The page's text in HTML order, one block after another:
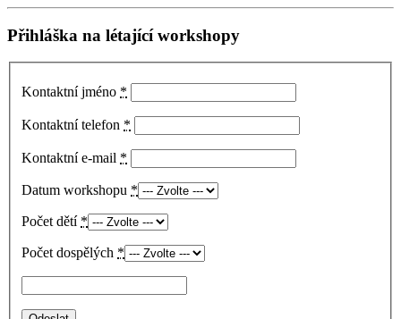
Přihláška na létající workshopy
Kontaktní jméno *
Kontaktní telefon *
Kontaktní e-mail *
Datum workshopu *
Počet dětí *
Počet dospělých *